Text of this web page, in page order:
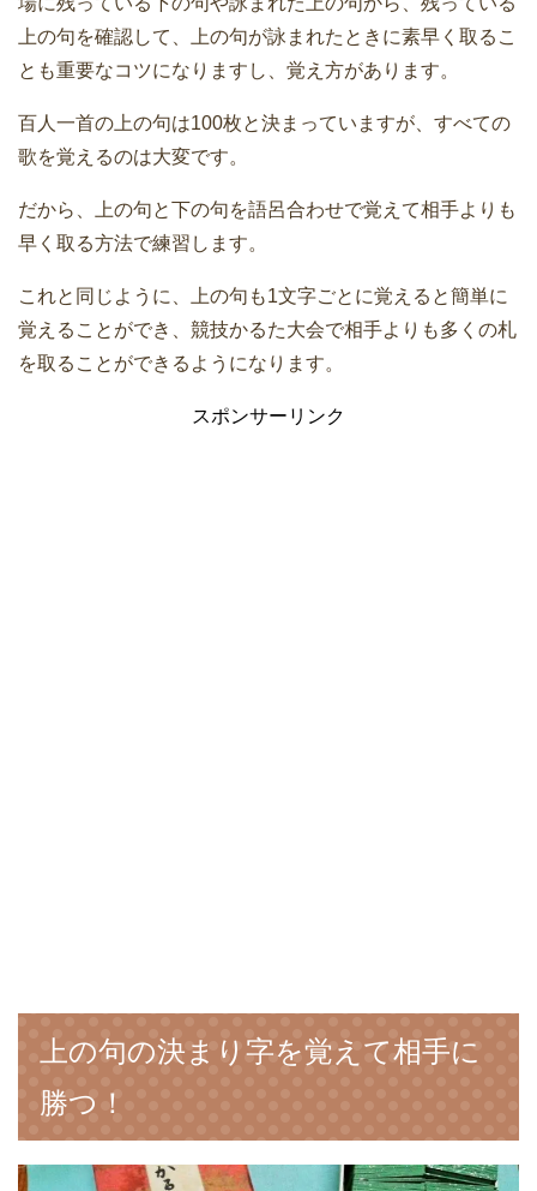
上の句を確認して、上の句が詠まれたときに素早く取るこ
とも重要なコツになりますし、覚え方があります。
百人一首の上の句は100枚と決まっていますが、すべての
歌を覚えるのは大変です。
だから、上の句と下の句を語呂合わせで覚えて相手よりも
早く取る方法で練習します。
これと同じように、上の句も1文字ごとに覚えると簡単に
覚えることができ、競技かるた大会で相手よりも多くの札
を取ることができるようになります。
スポンサーリンク
上の句の決まり字を覚えて相手に
勝つ！